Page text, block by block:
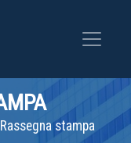
Rassegna stampa